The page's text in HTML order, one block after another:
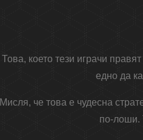
Това, което тези играчи
едно да
Мисля, че това е чудесна
по-лоши.